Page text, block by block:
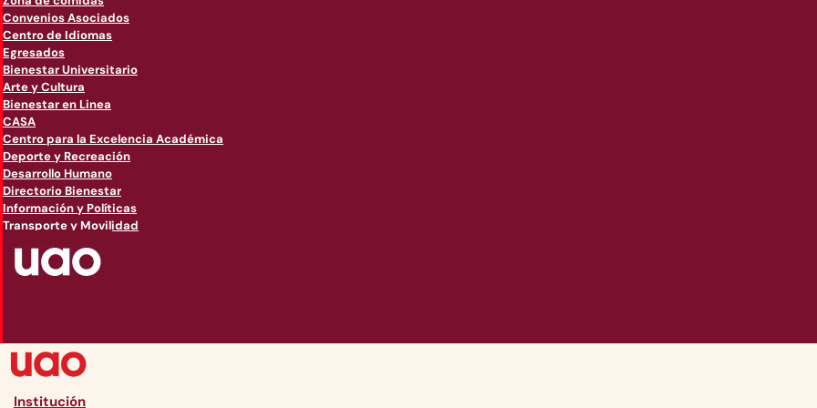
Convenios Asociados
Centro de Idiomas
Egresados
Bienestar Universitario
Arte y Cultura
Bienestar en Linea
CASA
Centro para la Excelencia Académica
Deporte y Recreación
Desarrollo Humano
Directorio Bienestar
Información y Políticas
Transporte y Movilidad
Institución